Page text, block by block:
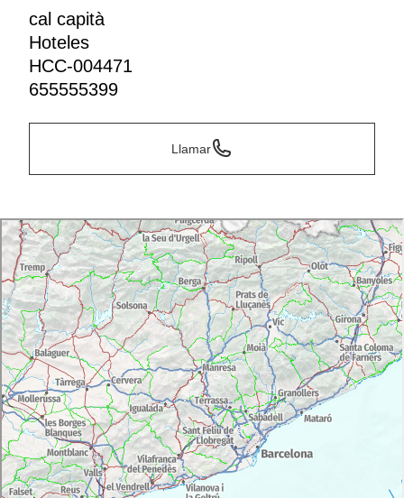
cal capità
Hoteles
HCC-004471
655555399
Llamar